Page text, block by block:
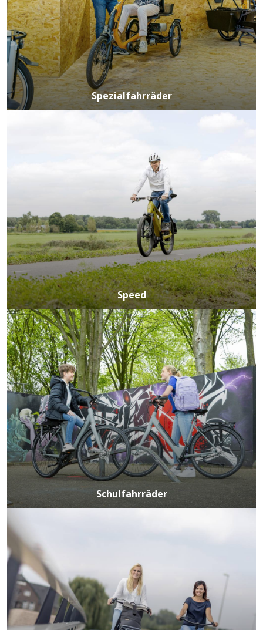
Spezialfahrräder
Speed
Schulfahrräder